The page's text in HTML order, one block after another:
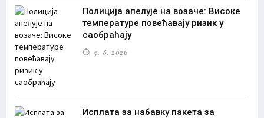
Полиција апелује на возаче: Високе
температуре повећавају ризик у
саобраћају
5. 8. 2026
Исплата за набавку пакета за